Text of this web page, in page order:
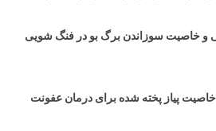
و خاصیت سوزاندن برگ بو در فنگ شویی
پیاز پخته شده برای درمان عفونت